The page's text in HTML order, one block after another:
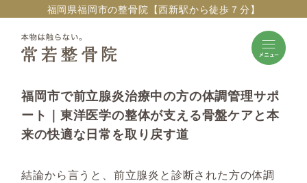
福岡県福岡市の整骨院【西新駅から徒歩７分】
福岡市で前立腺炎治療中の方の体調管理サポ
ート｜東洋医学の整体が支える骨盤ケアと本
来の快適な日常を取り戻す道
結論から言うと、前立腺炎と診断された方の体調